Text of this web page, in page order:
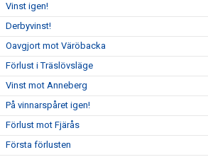
Vinst igen!
Derbyvinst!
Oavgjort mot Väröbacka
Förlust i Träslövsläge
Vinst mot Anneberg
På vinnarspåret igen!
Förlust mot Fjärås
Första förlusten